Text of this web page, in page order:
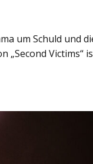
um Schuld und
„Second Victims“